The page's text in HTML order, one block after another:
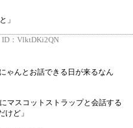
」
： VlktDKi2QN
ゃんとお話できる日が来るなん
マスコットストラップと会話する
けど」